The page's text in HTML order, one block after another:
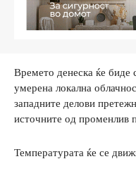
Времето денеска ќе биде
умерена локална
западните делови
источните од променлив
Температурата ќе се